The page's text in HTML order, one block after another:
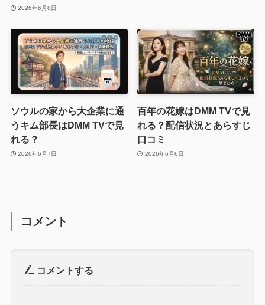
2026年6月8日
ソウルの家から大企業に通
うキム部長はDMM TVで見
れる？
2026年6月7日
百年の花嫁はDMM TVで見
れる？配信状況とあらすじ
口コミ
2026年6月6日
コメント
コメントする